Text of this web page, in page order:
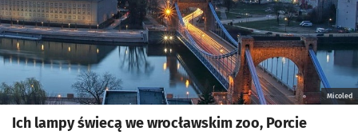
Micoled
Ich lampy świecą we wrocławskim zoo, Porcie